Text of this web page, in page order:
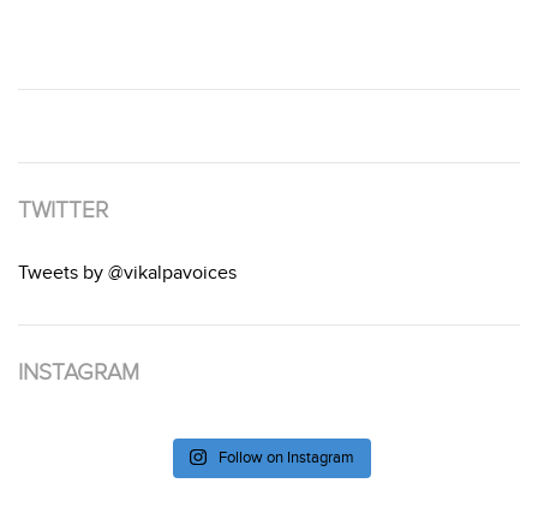
TWITTER
Tweets by @vikalpavoices
INSTAGRAM
Follow on Instagram